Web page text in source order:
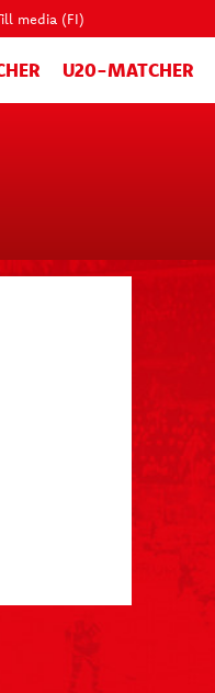
media (FI)
U20-MATCHER